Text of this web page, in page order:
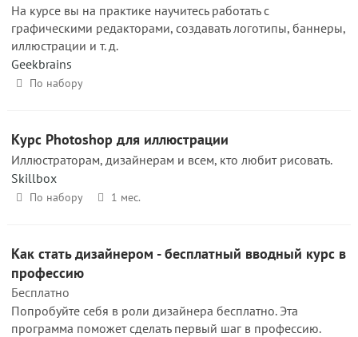
На курсе вы на практике научитесь работать с
графическими редакторами, создавать логотипы, баннеры,
иллюстрации и т. д.
Geekbrains
По набору
Курс Photoshop для иллюстрации
Иллюстраторам, дизайнерам и всем, кто любит рисовать.
Skillbox
По набору 1 мес.
Как стать дизайнером - бесплатный вводный курс в
профессию
Бесплатно
Попробуйте себя в роли дизайнера бесплатно. Эта
программа поможет сделать первый шаг в профессию.